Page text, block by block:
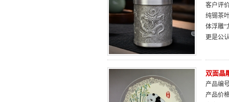
客户评
纯锡茶
体浮雕“
更是公
双面晶
产品编
产品价